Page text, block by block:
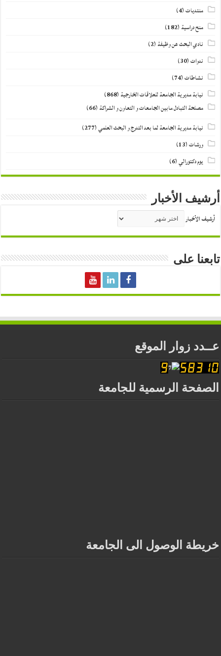
منتديات(4)
منح دراسية (182)
نادي البحث عن وظيفة (2)
ندوات(30)
نشاطات(74)
نيابة مديرية الجامعة للعلاقات الخارجية (868)
مصلحة التبادل مابين الجامعات و التعاون و الشراكة (66)
نيابة مديرية الجامعة لما بعد التدرج و البحث العلمي(277)
ورشات(13)
يوم دكتورالي(6)
أرشيف الأخبار
أرشيف الأخبار
تابعنا على
عــدد زوار الموقع
الصفحة الرسمية للجامعة
خريطة الوصول الى الجامعة